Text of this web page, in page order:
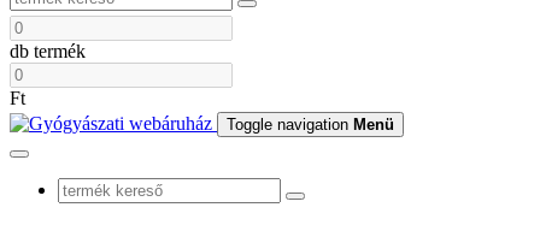
db termék
Ft
Toggle navigation Menü